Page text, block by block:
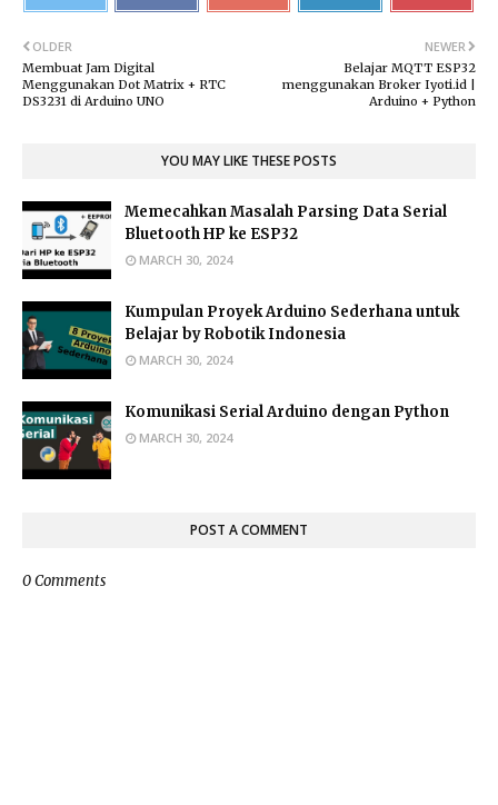
NEWER
Belajar MQTT ESP32
menggunakan Broker Iyoti.id |
Arduino + Python
OLDER
Membuat Jam Digital
Menggunakan Dot Matrix + RTC
DS3231 di Arduino UNO
YOU MAY LIKE THESE POSTS
Memecahkan Masalah Parsing Data Serial
Bluetooth HP ke ESP32
MARCH 30, 2024
Kumpulan Proyek Arduino Sederhana untuk
Belajar by Robotik Indonesia
MARCH 30, 2024
Komunikasi Serial Arduino dengan Python
MARCH 30, 2024
POST A COMMENT
0 Comments